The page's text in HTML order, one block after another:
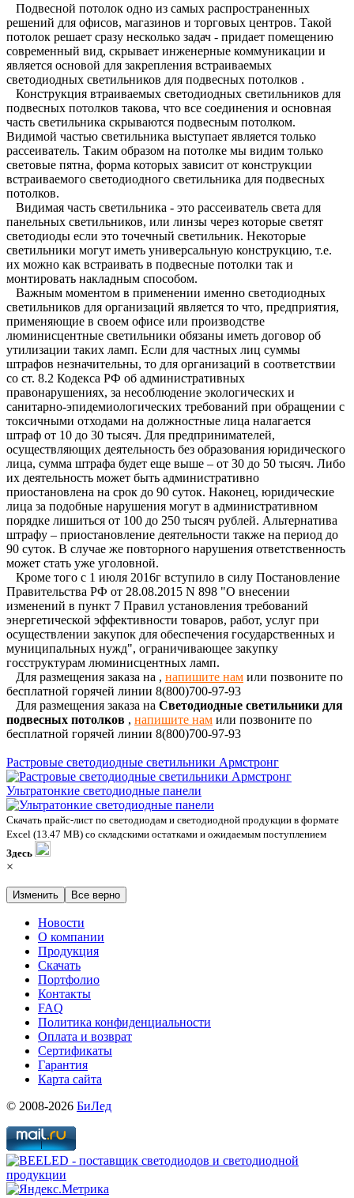
Подвесной потолок одно из самых распространенных
решений для офисов, магазинов и торговых центров. Такой
потолок решает сразу несколько задач - придает помещению
современный вид, скрывает инженерные коммуникации и
является основой для закрепления встраиваемых
светодиодных светильников для подвесных потолков .
Конструкция втраиваемых светодиодных светильников для
подвесных потолков такова, что все соединения и основная
часть светильника скрываются подвесным потолком.
Видимой частью светильника выступает является только
рассеиватель. Таким образом на потолке мы видим только
световые пятна, форма которых зависит от конструкции
встраиваемого светодиодного светильника для подвесных
потолков.
Видимая часть светильника - это рассеиватель света для
панельных светильников, или линзы через которые светят
светодиоды если это точечный светильник. Некоторые
светильники могут иметь универсальную конструкцию, т.е.
их можно как встраивать в подвесные потолки так и
монтировать накладным способом.
Важным моментом в применении именно светодиодных
светильников для организаций является то что, предприятия,
применяющие в своем офисе или производстве
люминисцентные светильники обязаны иметь договор об
утилизации таких ламп. Если для частных лиц суммы
штрафов незначительны, то для организаций в соответствии
со ст. 8.2 Кодекса РФ об административных
правонарушениях, за несоблюдение экологических и
санитарно-эпидемиологических требований при обращении с
токсичными отходами на должностные лица налагается
штраф от 10 до 30 тысяч. Для предпринимателей,
осуществляющих деятельность без образования юридического
лица, сумма штрафа будет еще выше – от 30 до 50 тысяч. Либо
их деятельность может быть административно
приостановлена на срок до 90 суток. Наконец, юридические
лица за подобные нарушения могут в административном
порядке лишиться от 100 до 250 тысяч рублей. Альтернатива
штрафу – приостановление деятельности также на период до
90 суток. В случае же повторного нарушения ответственность
может стать уже уголовной.
Кроме того с 1 июля 2016г вступило в силу Постановление
Правительства РФ от 28.08.2015 N 898 "О внесении
изменений в пункт 7 Правил установления требований
энергетической эффективности товаров, работ, услуг при
осуществлении закупок для обеспечения государственных и
муниципальных нужд", ограничивающее закупку
госструктурам люминисцентных ламп.
Для размещения заказа на , напишите нам или позвоните по
бесплатной горячей линии 8(800)700-97-93
Для размещения заказа на Светодиодные светильники для
подвесных потолков , напишите нам или позвоните по
бесплатной горячей линии 8(800)700-97-93
Растровые светодиодные светильники Армстронг
Ультратонкие светодиодные панели
Скачать прайс-лист по светодиодам и светодиодной продукции в формате
Excel (13.47 MB) со складскими остатками и ожидаемым поступлением
Здесь
×
Изменить Все верно
Новости
О компании
Продукция
Скачать
Портфолио
Контакты
FAQ
Политика конфиденциальности
Оплата и возврат
Сертификаты
Гарантия
Карта сайта
© 2008-2026 БиЛед